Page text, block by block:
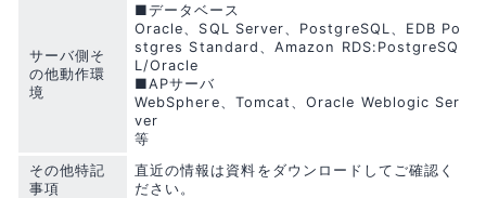
サーバ側そ
の他動作環
境
■データベース
Oracle、SQL Server、PostgreSQL、EDB Po
stgres Standard、Amazon RDS:PostgreSQ
L/Oracle
■APサーバ
WebSphere、Tomcat、Oracle Weblogic Ser
ver
等
その他特記
事項
直近の情報は資料をダウンロードしてご確認く
ださい。